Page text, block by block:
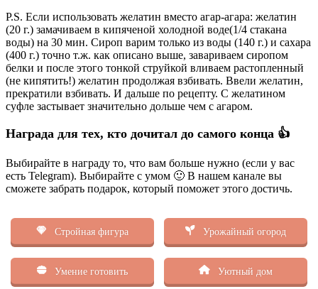
P.S. Если использовать желатин вместо агар-агара: желатин
(20 г.) замачиваем в кипяченой холодной воде(1/4 стакана
воды) на 30 мин. Сироп варим только из воды (140 г.) и сахара
(400 г.) точно т.ж. как описано выше, завариваем сиропом
белки и после этого тонкой струйкой вливаем растопленный
(не кипятить!) желатин продолжая взбивать. Ввели желатин,
прекратили взбивать. И дальше по рецепту. С желатином
суфле застывает значительно дольше чем с агаром.
Награда для тех, кто дочитал до самого конца 👍
Выбирайте в награду то, что вам больше нужно (если у вас
есть Telegram). Выбирайте с умом 🙂 В нашем канале вы
сможете забрать подарок, который поможет этого достичь.
Стройная фигура Урожайный огород
Умение готовить Уютный дом